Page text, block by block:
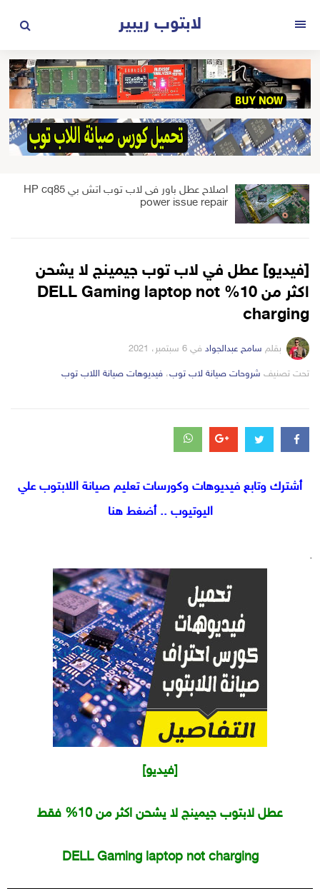
المحتوى
لابتوب ريبير
اصلاح عطل باور فى لاب توب اتش بي HP cq85
power issue repair
[فيديو] عطل في لاب توب جيمينج لا يشحن
اكثر من 10% DELL Gaming laptop not
charging
بقلم سامح عبدالجواد في 6 سبتمبر، 2021
تحت تصنيف التصانيف
شروحات صيانة لاب توب، فيديوهات صيانة اللاب توب
أشترك وتابع فيديوهات وكورسات تعليم صيانة اللابتوب علي
اليوتيوب .. أضغط هنا
.
[فيديو]
عطل لابتوب جيمينج لا يشحن اكثر من 10% فقط
DELL Gaming laptop not charging